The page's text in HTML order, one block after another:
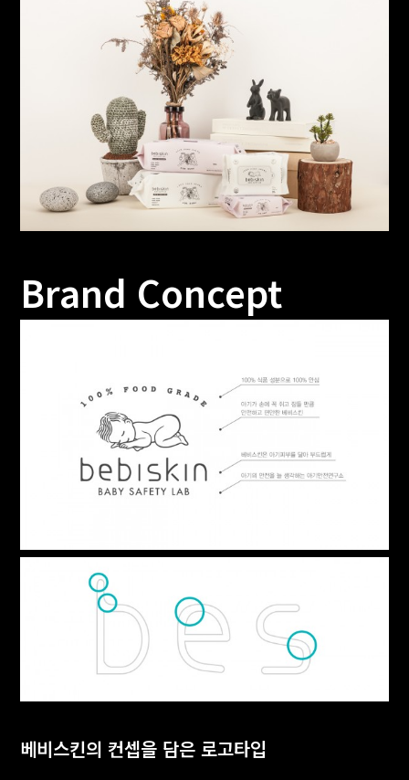
Brand Concept
베비스킨의 컨셉을 담은 로고타입